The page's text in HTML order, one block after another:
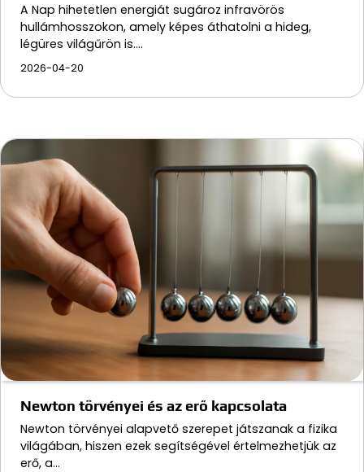
A Nap hihetetlen energiát sugároz infravörös
hullámhosszokon, amely képes áthatolni a hideg,
légüres világűrön is.…
2026-04-20
Newton törvényei és az erő kapcsolata
Newton törvényei alapvető szerepet játszanak a fizika
világában, hiszen ezek segítségével értelmezhetjük az
erő, a…